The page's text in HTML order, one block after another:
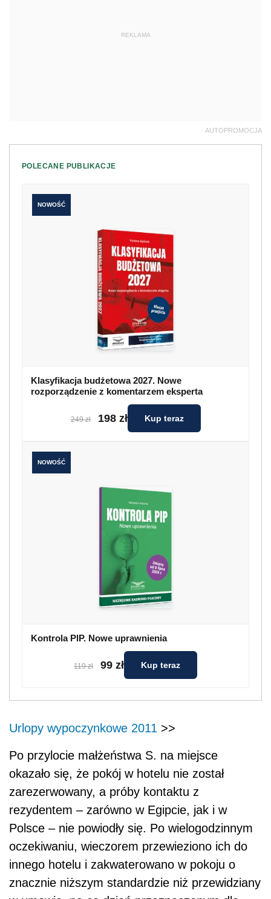
REKLAMA
AUTOPROMOCJA
POLECANE PUBLIKACJE
NOWOŚĆ
Klasyfikacja budżetowa 2027. Nowe
rozporządzenie z komentarzem eksperta
249 zł 198 zł Kup teraz
NOWOŚĆ
Kontrola PIP. Nowe uprawnienia
119 zł 99 zł Kup teraz
Urlopy wypoczynkowe 2011 >>
Po przylocie małżeństwa S. na miejsce
okazało się, że pokój w hotelu nie został
zarezerwowany, a próby kontaktu z
rezydentem – zarówno w Egipcie, jak i w
Polsce – nie powiodły się. Po wielogodzinnym
oczekiwaniu, wieczorem przewieziono ich do
innego hotelu i zakwaterowano w pokoju o
znacznie niższym standardzie niż przewidziany